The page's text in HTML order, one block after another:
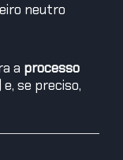
neutro
a processo
se preciso,